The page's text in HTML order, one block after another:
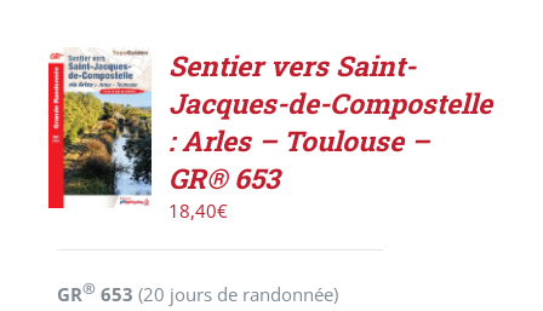
AJOUTER
AU
PANIER
/
DÉTAILS
Sentier vers Saint-
Jacques-de-Compostelle
: Arles – Toulouse –
GR® 653
18,40€
GR® 653(20 jours de randonnée)